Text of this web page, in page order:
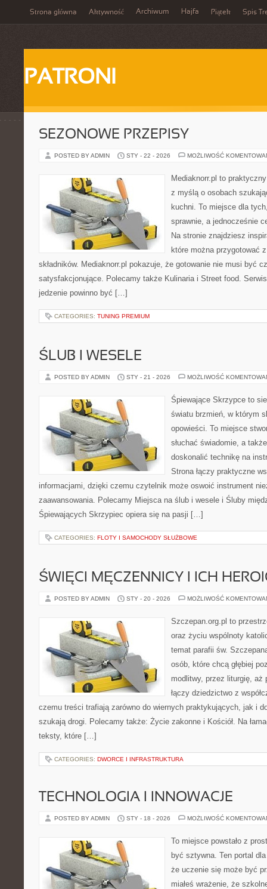
Strona główna Aktywność Archiwum Hajfa Piątek Spis
PATRONI
SEZONOWE PRZEPISY
POSTED BY ADMIN STY - 22 - 2026 MOŻLIWOŚĆ
Mediaknorr.pl to
z myślą o osobach
kuchni. To miejsce dla
sprawnie, a jednocześnie
Na stronie znajdziesz
które można przygotować
składników. Mediaknorr.pl pokazuje, że gotowanie nie musi być
satysfakcjonujące. Polecamy także Kulinaria i Street food.
jedzenie powinno być […]
CATEGORIES: TUNING PREMIUM
ŚLUB I WESELE
POSTED BY ADMIN STY - 21 - 2026 MOŻLIWOŚĆ
Śpiewające Skrzypce to
światu brzmień, w którym
opowieści. To miejsce
słuchać świadomie, a
doskonalić technikę na
Strona łączy praktyczne
informacjami, dzięki czemu czytelnik może oswoić instrument
zaawansowania. Polecamy Miejsca na ślub i wesele i Śluby
Śpiewających Skrzypiec opiera się na pasji […]
CATEGORIES: FLOTY I SAMOCHODY SŁUŻBOWE
ŚWIĘCI MĘCZENNICY I ICH
POSTED BY ADMIN STY - 20 - 2026 MOŻLIWOŚĆ
Szczepan.org.pl to
oraz życiu wspólnoty
temat parafii św.
osób, które chcą głębiej
modlitwy, przez liturgię, aż
łączy dziedzictwo z
czemu treści trafiają zarówno do wiernych praktykujących, jak i
szukają drogi. Polecamy także: Życie zakonne i Kościół. Na
teksty, które […]
CATEGORIES: DWORCE I INFRASTRUKTURA
TECHNOLOGIA I INNOWACJE
POSTED BY ADMIN STY - 18 - 2026 MOŻLIWOŚĆ
To miejsce powstało z
być sztywna. Ten portal
że uczenie się może być
miałeś wrażenie, że